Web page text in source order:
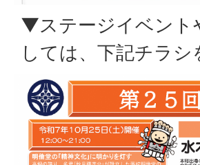
▼ステージイベント
しては、下記チラ